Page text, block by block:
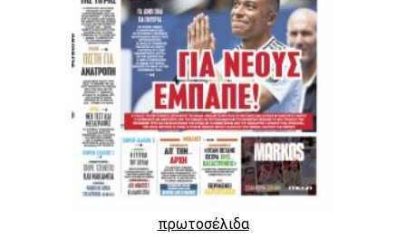
πρωτοσέλιδα